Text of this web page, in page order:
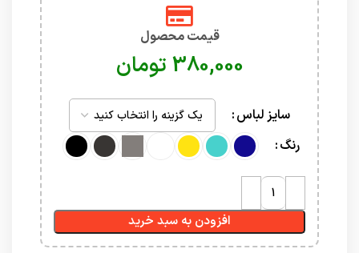
قیمت محصول
تومان
سایز لباس
رنگ
افزودن به سبد خرید